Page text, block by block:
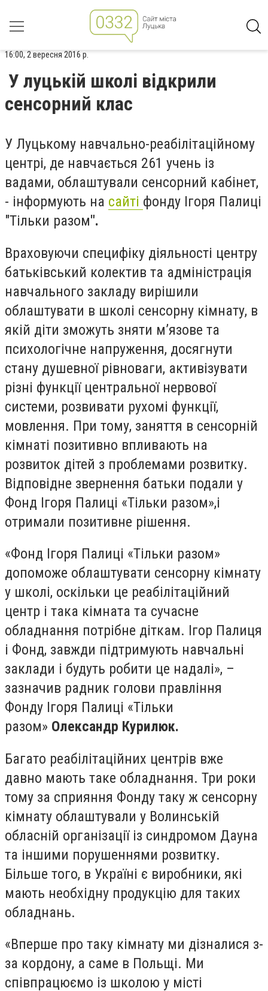
16:00, 2 вересня 2016 р.
У луцькій школі відкрили
сенсорний клас
У Луцькому навчально-реабілітаційному
центрі, де навчається 261 учень із
вадами, облаштували сенсорний кабінет,
- інформують на сайті фонду Ігоря Палиці
"Тільки разом".
Враховуючи специфіку діяльності центру
батьківський колектив та адміністрація
навчального закладу вирішили
облаштувати в школі сенсорну кімнату, в
якій діти зможуть зняти м’язове та
психологічне напруження, досягнути
стану душевної рівноваги, активізувати
різні функції центральної нервової
системи, розвивати рухомі функції,
мовлення. При тому, заняття в сенсорній
кімнаті позитивно впливають на
розвиток дітей з проблемами розвитку.
Відповідне звернення батьки подали у
Фонд Ігоря Палиці «Тільки разом»,і
отримали позитивне рішення.
«Фонд Ігоря Палиці «Тільки разом»
допоможе облаштувати сенсорну кімнату
у школі, оскільки це реабілітаційний
центр і така кімната та сучасне
обладнання потрібне діткам. Ігор Палиця
і Фонд, завжди підтримують навчальні
заклади і будуть робити це надалі», –
зазначив радник голови правління
Фонду Ігоря Палиці «Тільки
разом» Олександр Курилюк.
Багато реабілітаційних центрів вже
давно мають таке обладнання. Три роки
тому за сприяння Фонду таку ж сенсорну
кімнату облаштували у Волинській
обласній організації із синдромом Дауна
та іншими порушеннями розвитку.
Більше того, в Україні є виробники, які
мають необхідну продукцію для таких
обладнань.
«Вперше про таку кімнату ми дізналися з-
за кордону, а саме в Польщі. Ми
співпрацюємо із школою у місті